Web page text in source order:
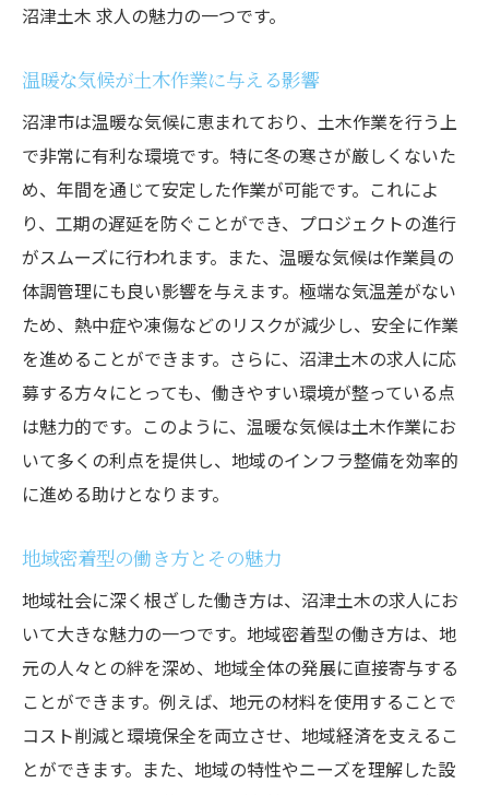
沼津土木 求人の魅力の一つです。
温暖な気候が土木作業に与える影響
沼津市は温暖な気候に恵まれており、土木作業を行う上
で非常に有利な環境です。特に冬の寒さが厳しくないた
め、年間を通じて安定した作業が可能です。これによ
り、工期の遅延を防ぐことができ、プロジェクトの進行
がスムーズに行われます。また、温暖な気候は作業員の
体調管理にも良い影響を与えます。極端な気温差がない
ため、熱中症や凍傷などのリスクが減少し、安全に作業
を進めることができます。さらに、沼津土木の求人に応
募する方々にとっても、働きやすい環境が整っている点
は魅力的です。このように、温暖な気候は土木作業にお
いて多くの利点を提供し、地域のインフラ整備を効率的
に進める助けとなります。
地域密着型の働き方とその魅力
地域社会に深く根ざした働き方は、沼津土木の求人にお
いて大きな魅力の一つです。地域密着型の働き方は、地
元の人々との絆を深め、地域全体の発展に直接寄与する
ことができます。例えば、地元の材料を使用することで
コスト削減と環境保全を両立させ、地域経済を支えるこ
とができます。また、地域の特性やニーズを理解した設